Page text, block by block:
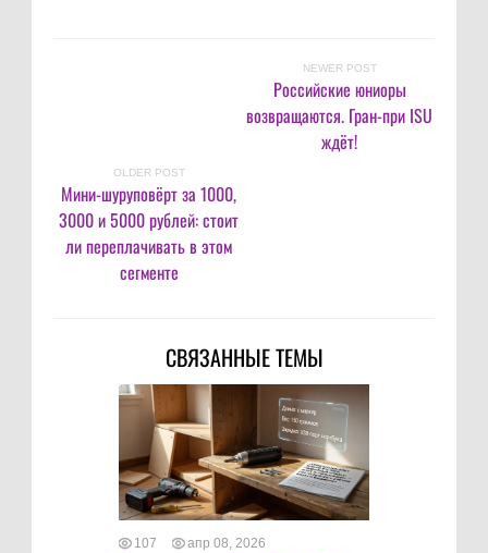
NEWER POST
Российские юниоры
возвращаются. Гран-при ISU
ждёт!
OLDER POST
Мини-шуруповёрт за 1000,
3000 и 5000 рублей: стоит
ли переплачивать в этом
сегменте
СВЯЗАННЫЕ ТЕМЫ
107 апр 08, 2026